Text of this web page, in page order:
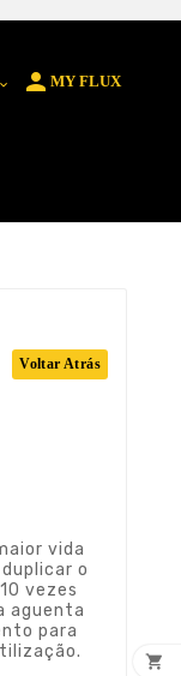
  MY FLUX
Voltar Atrás
vida
o
vezes
aguenta
para
